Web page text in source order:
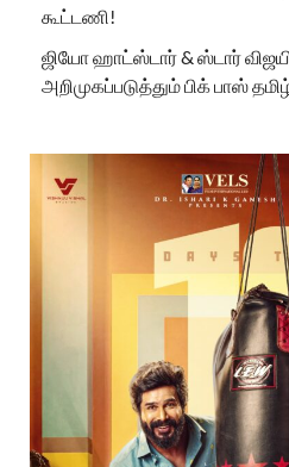
கூட்டணி!
ஜியோ ஹாட்ஸ்டார் & ஸ்டார்
அறிமுகப்படுத்தும் பிக் பாஸ்